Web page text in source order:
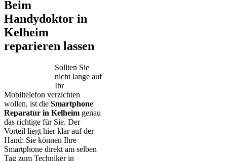
Beim
Handydoktor in
Kelheim
reparieren lassen
Sollten Sie
nicht lange auf
Ihr
Mobiltelefon verzichten
wollen, ist die Smartphone
Reparatur in Kelheim genau
das richtige für Sie. Der
Vorteil liegt hier klar auf der
Hand: Sie können Ihre
Smartphone direkt am selben
Tag zum Techniker in